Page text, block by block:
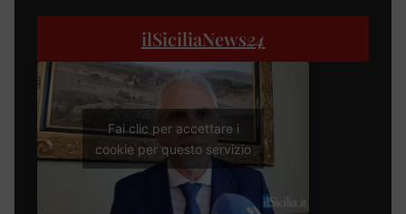
ilSiciliaNews24
Fai clic per accettare i
cookie per questo servizio